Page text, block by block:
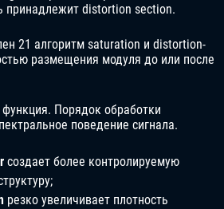
принадлежит distortion section.
21 алгоритм saturation и distortion-
размещения модуля до или после
Порядок обработки
поведение сигнала.
создает более контролируемую
резко увеличивает плотность